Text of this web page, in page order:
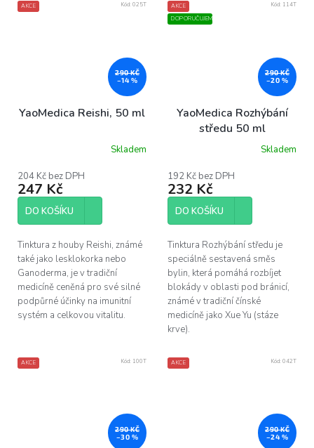
AKCE
290 KČ
–14 %
YaoMedica Reishi, 50 ml
Skladem
204 Kč bez DPH
247 Kč
DO KOŠÍKU
Tinktura z houby Reishi, známé
také jako lesklokorka nebo
Ganoderma, je v tradiční
medicíně ceněná pro své silné
podpůrné účinky na imunitní
systém a celkovou vitalitu.
Kód: 025T
AKCE
DOPORUČUJEME
290 KČ
–20 %
YaoMedica Rozhýbání
středu 50 ml
Skladem
192 Kč bez DPH
232 Kč
DO KOŠÍKU
Tinktura Rozhýbání středu je
speciálně sestavená směs
bylin, která pomáhá rozbíjet
blokády v oblasti pod bránicí,
známé v tradiční čínské
medicíně jako Xue Yu (stáze
krve).
Kód: 114T
AKCE
290 KČ
–30 %
Kód: 100T AKCE
290 KČ
–24 %
Kód: 042T